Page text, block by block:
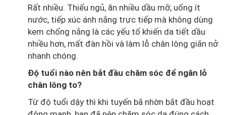
Rất nhiều. Thiếu ngủ, ăn nhiều dầu mỡ, uống ít
nước, tiếp xúc ánh nắng trực tiếp mà không dùng
kem chống nắng là các yếu tố khiến da tiết dầu
nhiều hơn, mất đàn hồi và làm lỗ chân lông giãn nở
nhanh chóng.
Độ tuổi nào nên bắt đầu chăm sóc để ngăn lỗ
chân lông to?
Từ độ tuổi dậy thì khi tuyến bã nhờn bắt đầu hoạt